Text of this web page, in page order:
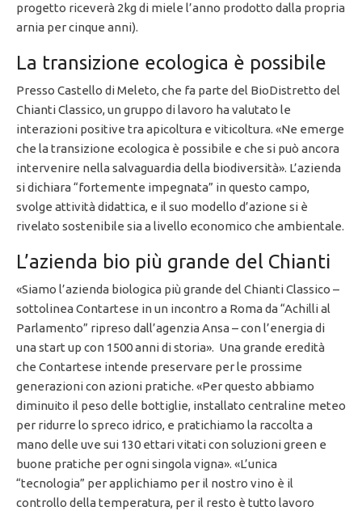
progetto riceverà 2kg di miele l’anno prodotto dalla propria
arnia per cinque anni).
La transizione ecologica è possibile
Presso Castello di Meleto, che fa parte del BioDistretto del
Chianti Classico, un gruppo di lavoro ha valutato le
interazioni positive tra apicoltura e viticoltura. «Ne emerge
che la transizione ecologica è possibile e che si può ancora
intervenire nella salvaguardia della biodiversità». L’azienda
si dichiara “fortemente impegnata” in questo campo,
svolge attività didattica, e il suo modello d’azione si è
rivelato sostenibile sia a livello economico che ambientale.
L’azienda bio più grande del Chianti
«Siamo l’azienda biologica più grande del Chianti Classico –
sottolinea Contartese in un incontro a Roma da “Achilli al
Parlamento” ripreso dall’agenzia Ansa – con l’energia di
una start up con 1500 anni di storia». Una grande eredità
che Contartese intende preservare per le prossime
generazioni con azioni pratiche. «Per questo abbiamo
diminuito il peso delle bottiglie, installato centraline meteo
per ridurre lo spreco idrico, e pratichiamo la raccolta a
mano delle uve sui 130 ettari vitati con soluzioni green e
buone pratiche per ogni singola vigna». «L’unica
“tecnologia” per applichiamo per il nostro vino è il
controllo della temperatura, per il resto è tutto lavoro